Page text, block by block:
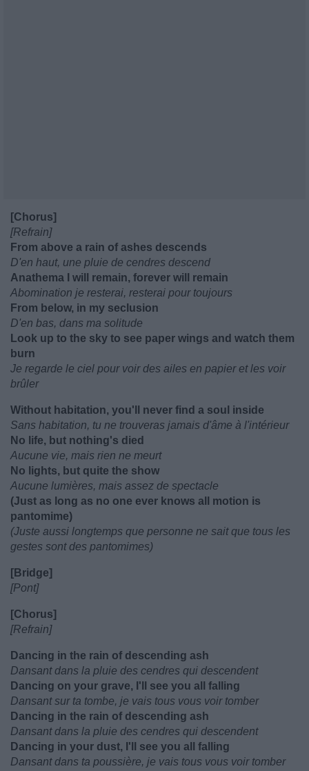
[Chorus]
[Refrain]
From above a rain of ashes descends
D'en haut, une pluie de cendres descend
Anathema I will remain, forever will remain
Abomination je resterai, resterai pour toujours
From below, in my seclusion
D'en bas, dans ma solitude
Look up to the sky to see paper wings and watch them
burn
Je regarde le ciel pour voir des ailes en papier et les voir
brûler
Without habitation, you'll never find a soul inside
Sans habitation, tu ne trouveras jamais d'âme à l'intérieur
No life, but nothing's died
Aucune vie, mais rien ne meurt
No lights, but quite the show
Aucune lumières, mais assez de spectacle
(Just as long as no one ever knows all motion is
pantomime)
(Juste aussi longtemps que personne ne sait que tous les
gestes sont des pantomimes)
[Bridge]
[Pont]
[Chorus]
[Refrain]
Dancing in the rain of descending ash
Dansant dans la pluie des cendres qui descendent
Dancing on your grave, I'll see you all falling
Dansant sur ta tombe, je vais tous vous voir tomber
Dancing in the rain of descending ash
Dansant dans la pluie des cendres qui descendent
Dancing in your dust, I'll see you all falling
Dansant dans ta poussière, je vais tous vous voir tomber